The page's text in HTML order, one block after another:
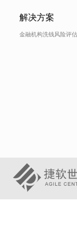
解决方案
金融机构洗钱风险评